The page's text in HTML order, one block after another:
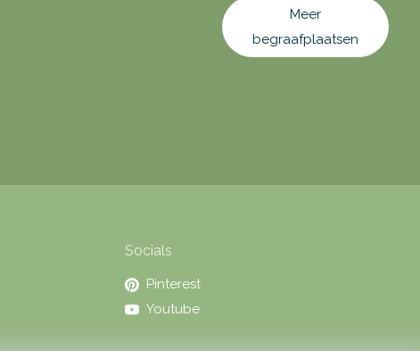
Meer
begraafplaatsen
Socials
Pinterest
Youtube